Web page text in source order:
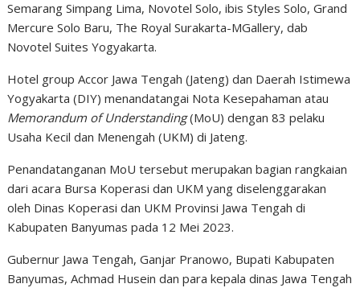
Semarang Simpang Lima, Novotel Solo, ibis Styles Solo, Grand
Mercure Solo Baru, The Royal Surakarta-MGallery, dab
Novotel Suites Yogyakarta.
Hotel group Accor Jawa Tengah (Jateng) dan Daerah Istimewa
Yogyakarta (DIY) menandatangai Nota Kesepahaman atau
Memorandum of Understanding(MoU) dengan 83 pelaku
Usaha Kecil dan Menengah (UKM) di Jateng.
Penandatanganan MoU tersebut merupakan bagian rangkaian
dari acara Bursa Koperasi dan UKM yang diselenggarakan
oleh Dinas Koperasi dan UKM Provinsi Jawa Tengah di
Kabupaten Banyumas pada 12 Mei 2023.
Gubernur Jawa Tengah, Ganjar Pranowo, Bupati Kabupaten
Banyumas, Achmad Husein dan para kepala dinas Jawa Tengah